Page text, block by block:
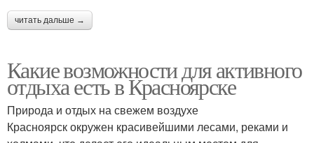
читать дальше →
Какие возможности для активного
отдыха есть в Красноярске
Природа и отдых на свежем воздухе
Красноярск окружен красивейшими лесами, реками и